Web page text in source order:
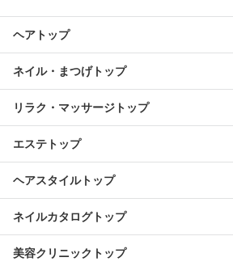
ヘアトップ
ネイル・まつげトップ
リラク・マッサージトップ
エステトップ
ヘアスタイルトップ
ネイルカタログトップ
美容クリニックトップ